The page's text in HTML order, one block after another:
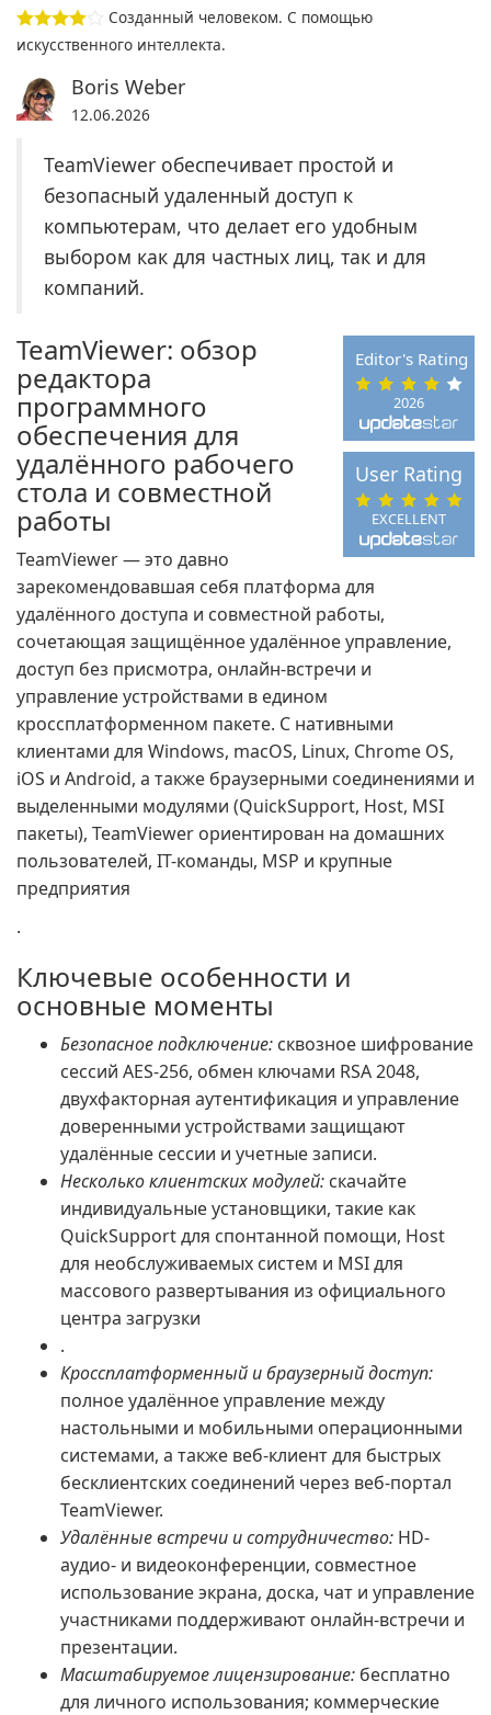
Созданный человеком. С помощью
искусственного интеллекта.
Boris Weber
12.06.2026
TeamViewer обеспечивает простой и
безопасный удаленный доступ к
компьютерам, что делает его удобным
выбором как для частных лиц, так и для
компаний.
2026
Editor's Rating
EXCELLENT
User Rating
TeamViewer: обзор
редактора
программного
обеспечения для
удалённого рабочего
стола и совместной
работы
TeamViewer — это давно
зарекомендовавшая себя платформа для
удалённого доступа и совместной работы,
сочетающая защищённое удалённое управление,
доступ без присмотра, онлайн-встречи и
управление устройствами в едином
кроссплатформенном пакете. С нативными
клиентами для Windows, macOS, Linux, Chrome OS,
iOS и Android, а также браузерными соединениями и
выделенными модулями (QuickSupport, Host, MSI
пакеты), TeamViewer ориентирован на домашних
пользователей, IT-команды, MSP и крупные
предприятия
.
Ключевые особенности и
основные моменты
Безопасное подключение: сквозное шифрование
сессий AES-256, обмен ключами RSA 2048,
двухфакторная аутентификация и управление
доверенными устройствами защищают
удалённые сессии и учетные записи.
Несколько клиентских модулей: скачайте
индивидуальные установщики, такие как
QuickSupport для спонтанной помощи, Host
для необслуживаемых систем и MSI для
массового развертывания из официального
центра загрузки
.
Кроссплатформенный и браузерный доступ:
полное удалённое управление между
настольными и мобильными операционными
системами, а также веб-клиент для быстрых
бесклиентских соединений через веб-портал
TeamViewer.
Удалённые встречи и сотрудничество: HD-
аудио- и видеоконференции, совместное
использование экрана, доска, чат и управление
участниками поддерживают онлайн-встречи и
презентации.
Масштабируемое лицензирование: бесплатно
для личного использования; коммерческие